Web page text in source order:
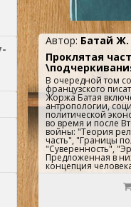
ориентирующаяся
выявление
осмыслить эти
неспособной.
рождающаяся в
возникающей
порывает с
из небытия
познания,
платоновский
Автор: Батай Ж.
Проклятая
В очередной том
французского
Жоржа Батая
антропологии,
политической
во время и после
войны: "Теория
часть", "Границы
"Суверенность",
Предложенная в
концепция
оказала сильное
современную